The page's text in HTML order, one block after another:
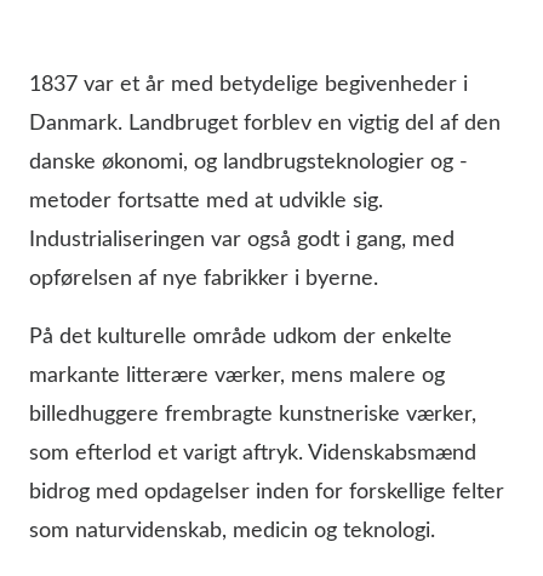
1837 var et år med betydelige begivenheder i
Danmark. Landbruget forblev en vigtig del af den
danske økonomi, og landbrugsteknologier og -
metoder fortsatte med at udvikle sig.
Industrialiseringen var også godt i gang, med
opførelsen af nye fabrikker i byerne.
På det kulturelle område udkom der enkelte
markante litterære værker, mens malere og
billedhuggere frembragte kunstneriske værker,
som efterlod et varigt aftryk. Videnskabsmænd
bidrog med opdagelser inden for forskellige felter
som naturvidenskab, medicin og teknologi.